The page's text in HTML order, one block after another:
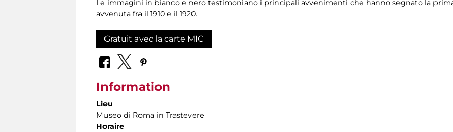
Le immagini in bianco e nero testimoniano i principali avvenimenti che hanno segnato la
avvenuta fra il 1910 e il 1920.
Gratuit avec la carte MIC
Information
Lieu
Museo di Roma in Trastevere
Horaire